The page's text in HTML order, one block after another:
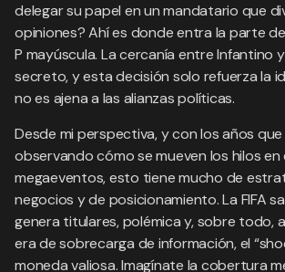
delegar su papel en un mandatario que
opiniones? Ahí es donde entra la parte
P mayúscula. La cercanía entre Infantino
secreto, y esta decisión solo refuerza la
no es ajena a las alianzas políticas.
Desde mi perspectiva, y con los años que
observando cómo se mueven los hilos en
megaeventos, esto tiene mucho de
negocios y de posicionamiento. La FIFA
genera titulares, polémica y, sobre todo,
era de sobrecarga de información, el
moneda valiosa. Imagínate la cobertura